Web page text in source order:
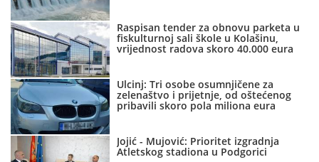
Raspisan tender za obnovu parketa u
fiskulturnoj sali škole u Kolašinu,
vrijednost radova skoro 40.000 eura
Ulcinj: Tri osobe osumnjičene za
zelenaštvo i prijetnje, od oštećenog
pribavili skoro pola miliona eura
Jojić - Mujović: Prioritet izgradnja
Atletskog stadiona u Podgorici